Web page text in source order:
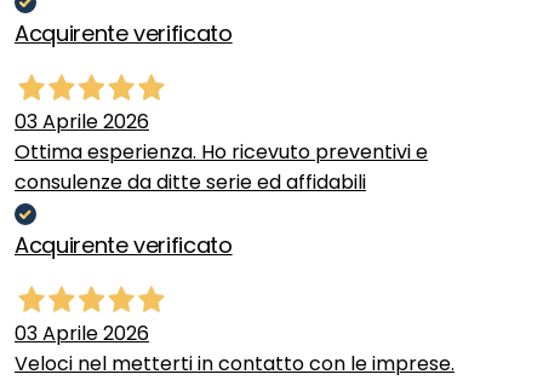
Acquirente verificato
03 Aprile 2026
Ottima esperienza. Ho ricevuto preventivi e
consulenze da ditte serie ed affidabili
Acquirente verificato
03 Aprile 2026
Veloci nel metterti in contatto con le imprese.